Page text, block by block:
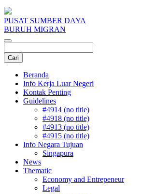
PUSAT SUMBER DAYA
BURUH MIGRAN
Beranda
Info Kerja Luar Negeri
Kontak Penting
Guidelines
#4914 (no title)
#4918 (no title)
#4913 (no title)
#4915 (no title)
Info Negara Tujuan
Singapura
News
Thematic
Economy and Entrepeneur
Legal